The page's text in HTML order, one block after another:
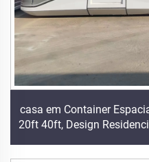
casa em Container
20ft 40ft, Design